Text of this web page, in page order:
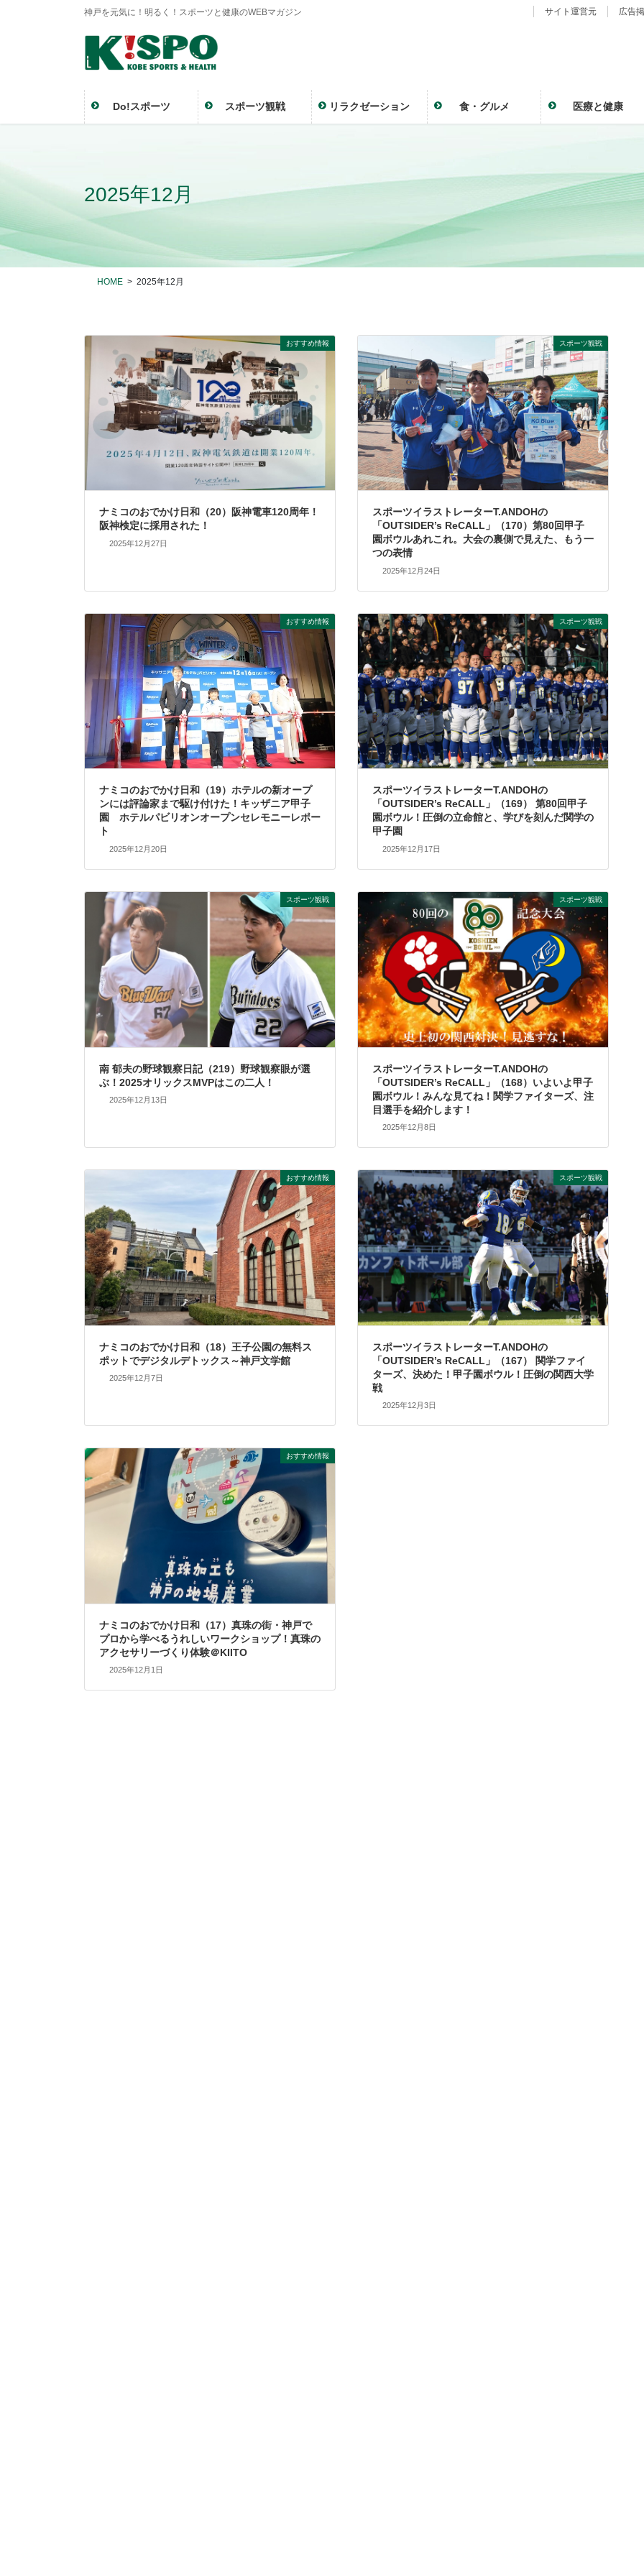
神戸を元気に！明るく！スポーツと健康のWEBマガジン サイト運営元 広告
Do!スポーツ スポーツ観戦 リラクゼーション 食・グルメ 医療と健康
2025年12月
HOME 2025年12月
おすすめ情報
ナミコのおでかけ日和（20）阪神電車120周年！
阪神検定に採用された！
2025年12月27日
スポーツ観戦
スポーツイラストレーターT.ANDOHの
「OUTSIDER’s ReCALL」（170）第80回甲子
園ボウルあれこれ。大会の裏側で見えた、もう一
つの表情
2025年12月24日
おすすめ情報
ナミコのおでかけ日和（19）ホテルの新オープ
ンには評論家まで駆け付けた！キッザニア甲子
園 ホテルパビリオンオープンセレモニーレポー
ト
2025年12月20日
スポーツ観戦
スポーツイラストレーターT.ANDOHの
「OUTSIDER’s ReCALL」（169） 第80回甲子
園ボウル！圧倒の立命館と、学びを刻んだ関学の
甲子園
2025年12月17日
スポーツ観戦
南 郁夫の野球観察日記（219）野球観察眼が選
ぶ！2025オリックスMVPはこの二人！
2025年12月13日
スポーツ観戦
スポーツイラストレーターT.ANDOHの
「OUTSIDER’s ReCALL」（168）いよいよ甲子
園ボウル！みんな見てね！関学ファイターズ、注
目選手を紹介します！
2025年12月8日
おすすめ情報
ナミコのおでかけ日和（18）王子公園の無料ス
ポットでデジタルデトックス～神戸文学館
2025年12月7日
スポーツ観戦
スポーツイラストレーターT.ANDOHの
「OUTSIDER’s ReCALL」（167） 関学ファイ
ターズ、決めた！甲子園ボウル！圧倒の関西大学
戦
2025年12月3日
おすすめ情報
ナミコのおでかけ日和（17）真珠の街・神戸で
プロから学べるうれしいワークショップ！真珠の
アクセサリーづくり体験＠KIITO
2025年12月1日